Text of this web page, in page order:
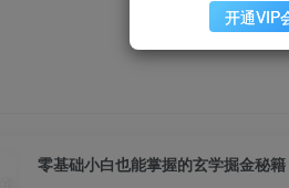
开通VIP